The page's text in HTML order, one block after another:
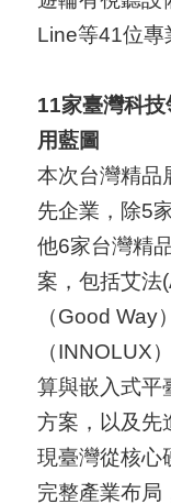
Line等41位專
11家臺灣科
用藍圖
本次台灣精品
先企業，除5
他6家台灣精
案，包括艾法
（Good Way
（INNOLUX
算與嵌入式平
方案，以及先
現臺灣從核心
完整產業布局